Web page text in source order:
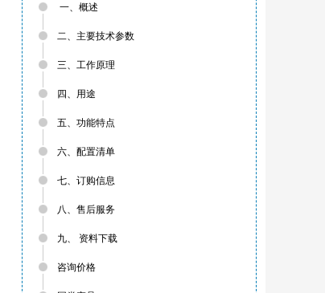
一、概述
二、主要技术参数
三、工作原理
四、用途
五、功能特点
六、配置清单
七、订购信息
八、售后服务
九、 资料下载
咨询价格